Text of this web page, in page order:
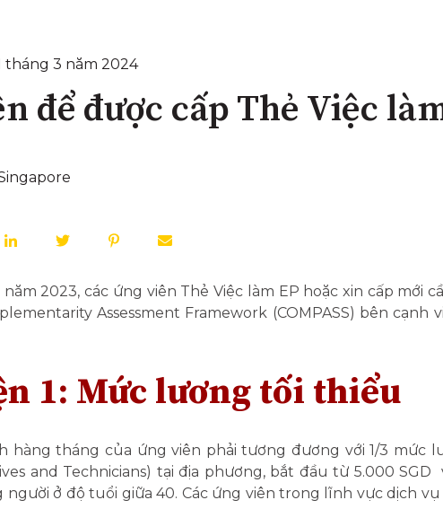
tháng 3 năm 2024
để được cấp Thẻ Việc
2023, các ứng viên Thẻ Việc làm EP hoặc xin cấp mới
Assessment Framework (COMPASS) bên
1: Mức lương tối thiểu
hàng tháng của ứng viên phải tương đương với 1/3 mức
and Technicians) tại địa phương, bắt đầu từ 5.000
người ở độ tuổi giữa 40. Các ứng viên trong lĩnh vực dịch